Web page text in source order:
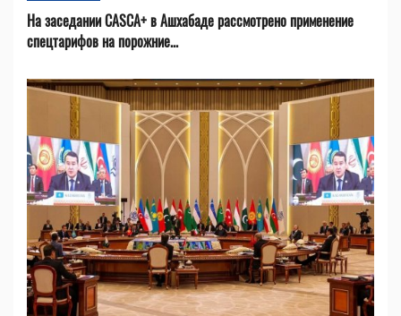
На заседании CASCA+ в Ашхабаде рассмотрено применение
спецтарифов на порожние...